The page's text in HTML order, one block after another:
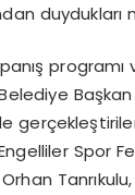
duydukları
Başkan
Spor
Tanrıkulu,